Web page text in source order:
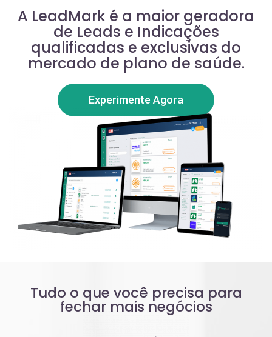
A LeadMark é a maior geradora
de Leads e Indicações
qualificadas e exclusivas do
mercado de plano de saúde.
Experimente Agora
Tudo o que você precisa para
fechar mais negócios